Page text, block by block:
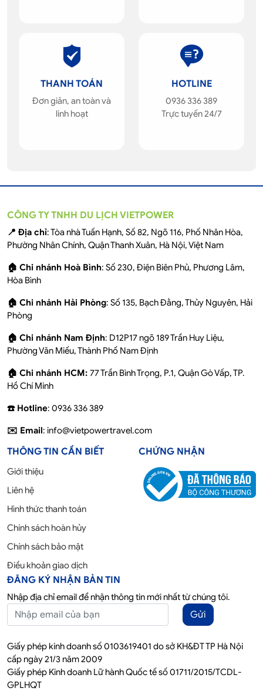
THANH TOÁN
Đơn giản, an toàn và
linh hoạt
HOTLINE
0936 336 389
Trực tuyến 24/7
CÔNG TY TNHH DU LỊCH VIETPOWER
📍 Địa chỉ: Tòa nhà Tuấn Hạnh, Số 82, Ngõ 116, Phố Nhân Hòa,
Phường Nhân Chính, Quận Thanh Xuân, Hà Nội, Việt Nam
🏠 Chi nhánh Hoà Bình: Số 230, Điện Biên Phủ, Phương Lâm,
Hòa Bình
🏠 Chi nhánh Hải Phòng: Số 135, Bạch Đằng, Thủy Nguyên, Hải
Phòng
🏠 Chi nhánh Nam Định: D12P17 ngõ 189 Trần Huy Liệu,
Phường Văn Miếu, Thành Phố Nam Định
🏠 Chi nhánh HCM: 77 Trần Bình Trọng, P.1, Quận Gò Vấp, TP.
Hồ Chí Minh
☎️ Hotline: 0936 336 389
✉️ Email: info@vietpowertravel.com
THÔNG TIN CẦN BIẾT
Giới thiệu
Liên hệ
Hình thức thanh toán
Chính sách hoàn hủy
Chính sách bảo mật
Điều khoản giao dịch
CHỨNG NHẬN
ĐĂNG KÝ NHẬN BẢN TIN
Nhập địa chỉ email để nhận thông tin mới nhất từ chúng tôi.
Gửi
Giấy phép kinh doanh số 0103619401 do sở KH&ĐT TP Hà Nội
cấp ngày 21/3 năm 2009
Giấy phép Kinh doanh Lữ hành Quốc tế số 01711/2015/TCDL-
GPLHQT